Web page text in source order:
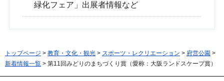
緑化フェア」出展者情報など
トップページ > 教育・文化・観光 > スポーツ・レクリエーション > 府営公園 >
新着情報一覧 > 第11回みどりのまちづくり賞（愛称：大阪ランドスケープ賞）